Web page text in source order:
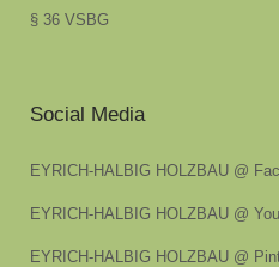
§ 36 VSBG
Social Media
EYRICH-HALBIG HOLZBAU @
EYRICH-HALBIG HOLZBAU @
EYRICH-HALBIG HOLZBAU @